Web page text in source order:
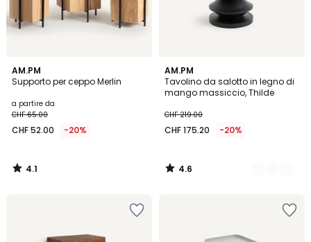
AM.PM
Supporto per ceppo Merlin
a partire da
CHF 65.00
CHF 52.00 -20%
4.1
/ 5
4.1
/
AM.PM
Tavolino da salotto in legno di
mango massiccio, Thilde
CHF 219.00
CHF 175.20 -20%
4.6
/ 5
3
Colori
4.6
/